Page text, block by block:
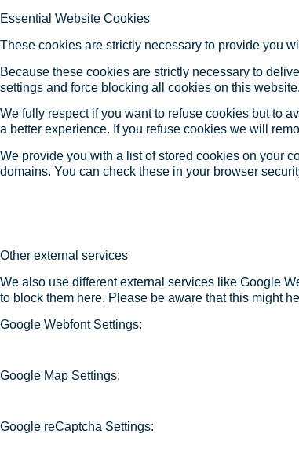
Essential Website Cookies
These cookies are strictly necessary to provide you
Because these cookies are strictly necessary to
settings and force blocking all cookies on this
We fully respect if you want to refuse cookies but to
a better experience. If you refuse cookies we will
We provide you with a list of stored cookies on your
domains. You can check these in your browser
Other external services
We also use different external services like Google
to block them here. Please be aware that this might
Google Webfont Settings:
Google Map Settings:
Google reCaptcha Settings: